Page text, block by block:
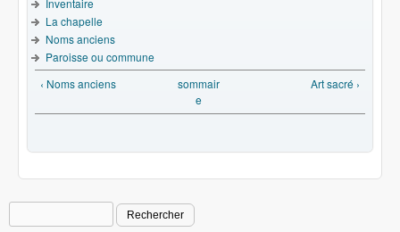
Inventaire
La chapelle
Noms anciens
Paroisse ou commune
‹ Noms anciens
sommair
e
Art sacré ›
Formulaire de recherche